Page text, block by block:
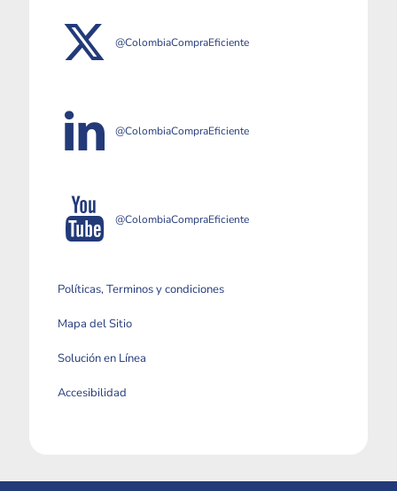
@ColombiaCompraEficiente
@ColombiaCompraEficiente
@ColombiaCompraEficiente
Políticas, Terminos y condiciones
Mapa del Sitio
Solución en Línea
Accesibilidad